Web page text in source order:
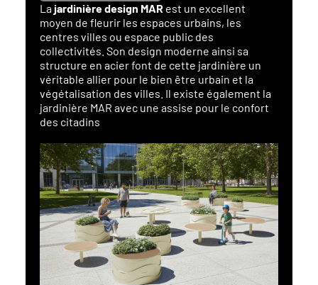
La jardinière design MAR est un excellent
moyen de fleurir les espaces urbains, les
centres villes ou espace public des
collectivités. Son design moderne ainsi sa
structure en acier font de cette jardinière un
véritable allier pour le bien être urbain et la
végétalisation des villes. Il existe également la
jardinière MAR avec une assise pour le confort
des citadins